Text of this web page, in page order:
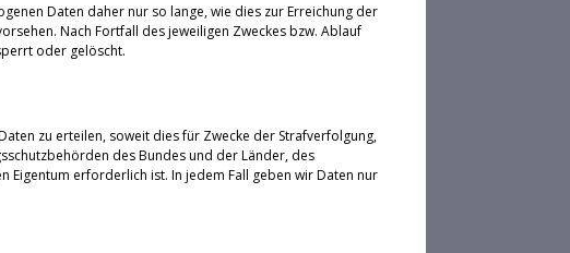
Daten daher nur so lange, wie dies zur Erreichung der
Nach Fortfall des jeweiligen Zweckes bzw. Ablauf
oder gelöscht.
zu erteilen, soweit dies für Zwecke der Strafverfolgung,
des Bundes und der Länder, des
erforderlich ist. In jedem Fall geben wir Daten nur